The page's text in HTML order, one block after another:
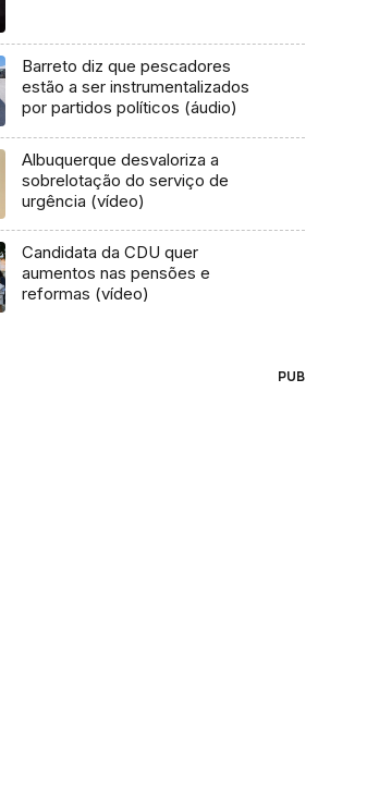
Barreto diz que pescadores
estão a ser instrumentalizados
por partidos políticos (áudio)
Albuquerque desvaloriza a
sobrelotação do serviço de
urgência (vídeo)
Candidata da CDU quer
aumentos nas pensões e
reformas (vídeo)
PUB